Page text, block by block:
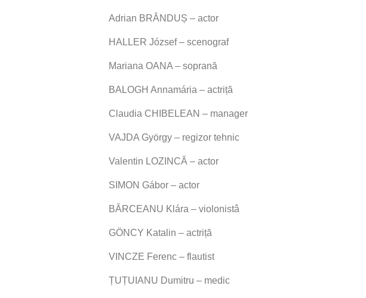
Adrian BRÂNDUȘ – actor
HALLER József – scenograf
Mariana OANA – soprană
BALOGH Annamária – actriță
Claudia CHIBELEAN – manager
VAJDA György – regizor tehnic
Valentin LOZINCĂ – actor
SIMON Gábor – actor
BĂRCEANU Klára – violonistâ
GÖNCY Katalin – actriță
VINCZE Ferenc – flautist
ȚUȚUIANU Dumitru – medic